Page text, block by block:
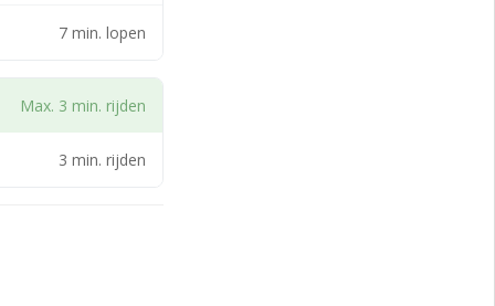
geen
7 min. lopen
Max. 3 min. rijden
3 min. rijden